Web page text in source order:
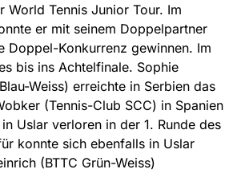
World Tennis Junior Tour. Im
er mit seinem Doppelpartner
Doppel-Konkurrenz gewinnen. Im
bis ins Achtelfinale. Sophie
Weiss) erreichte in Serbien das
(Tennis-Club SCC) in Spanien
Uslar verloren in der 1. Runde des
konnte sich ebenfalls in Uslar
(BTTC Grün-Weiss)